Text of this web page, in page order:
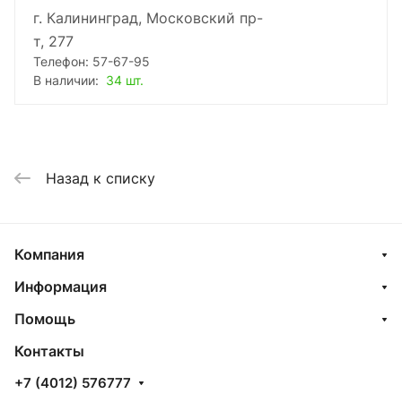
г. Калининград, Московский пр-
т, 277
Телефон: 57-67-95
В наличии: 34 шт.
Назад к списку
Компания
Информация
Помощь
Контакты
+7 (4012) 576777